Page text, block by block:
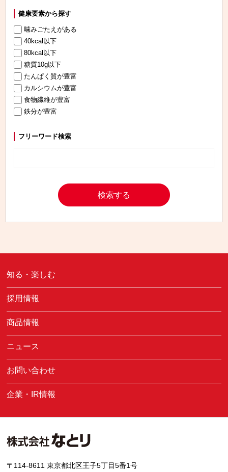
健康要素から探す
噛みごたえがある
40kcal以下
80kcal以下
糖質10g以下
たんぱく質が豊富
カルシウムが豊富
食物繊維が豊富
鉄分が豊富
フリーワード検索
知る・楽しむ
採用情報
商品情報
ニュース
お問い合わせ
企業・IR情報
〒114-8611 東京都北区王子5丁目5番1号